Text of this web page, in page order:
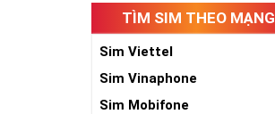
TÌM SIM THEO MẠNG
Sim Viettel
Sim Vinaphone
Sim Mobifone